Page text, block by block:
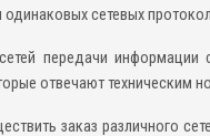
сетевых
передачи информации
отвечают техническим
заказ различного